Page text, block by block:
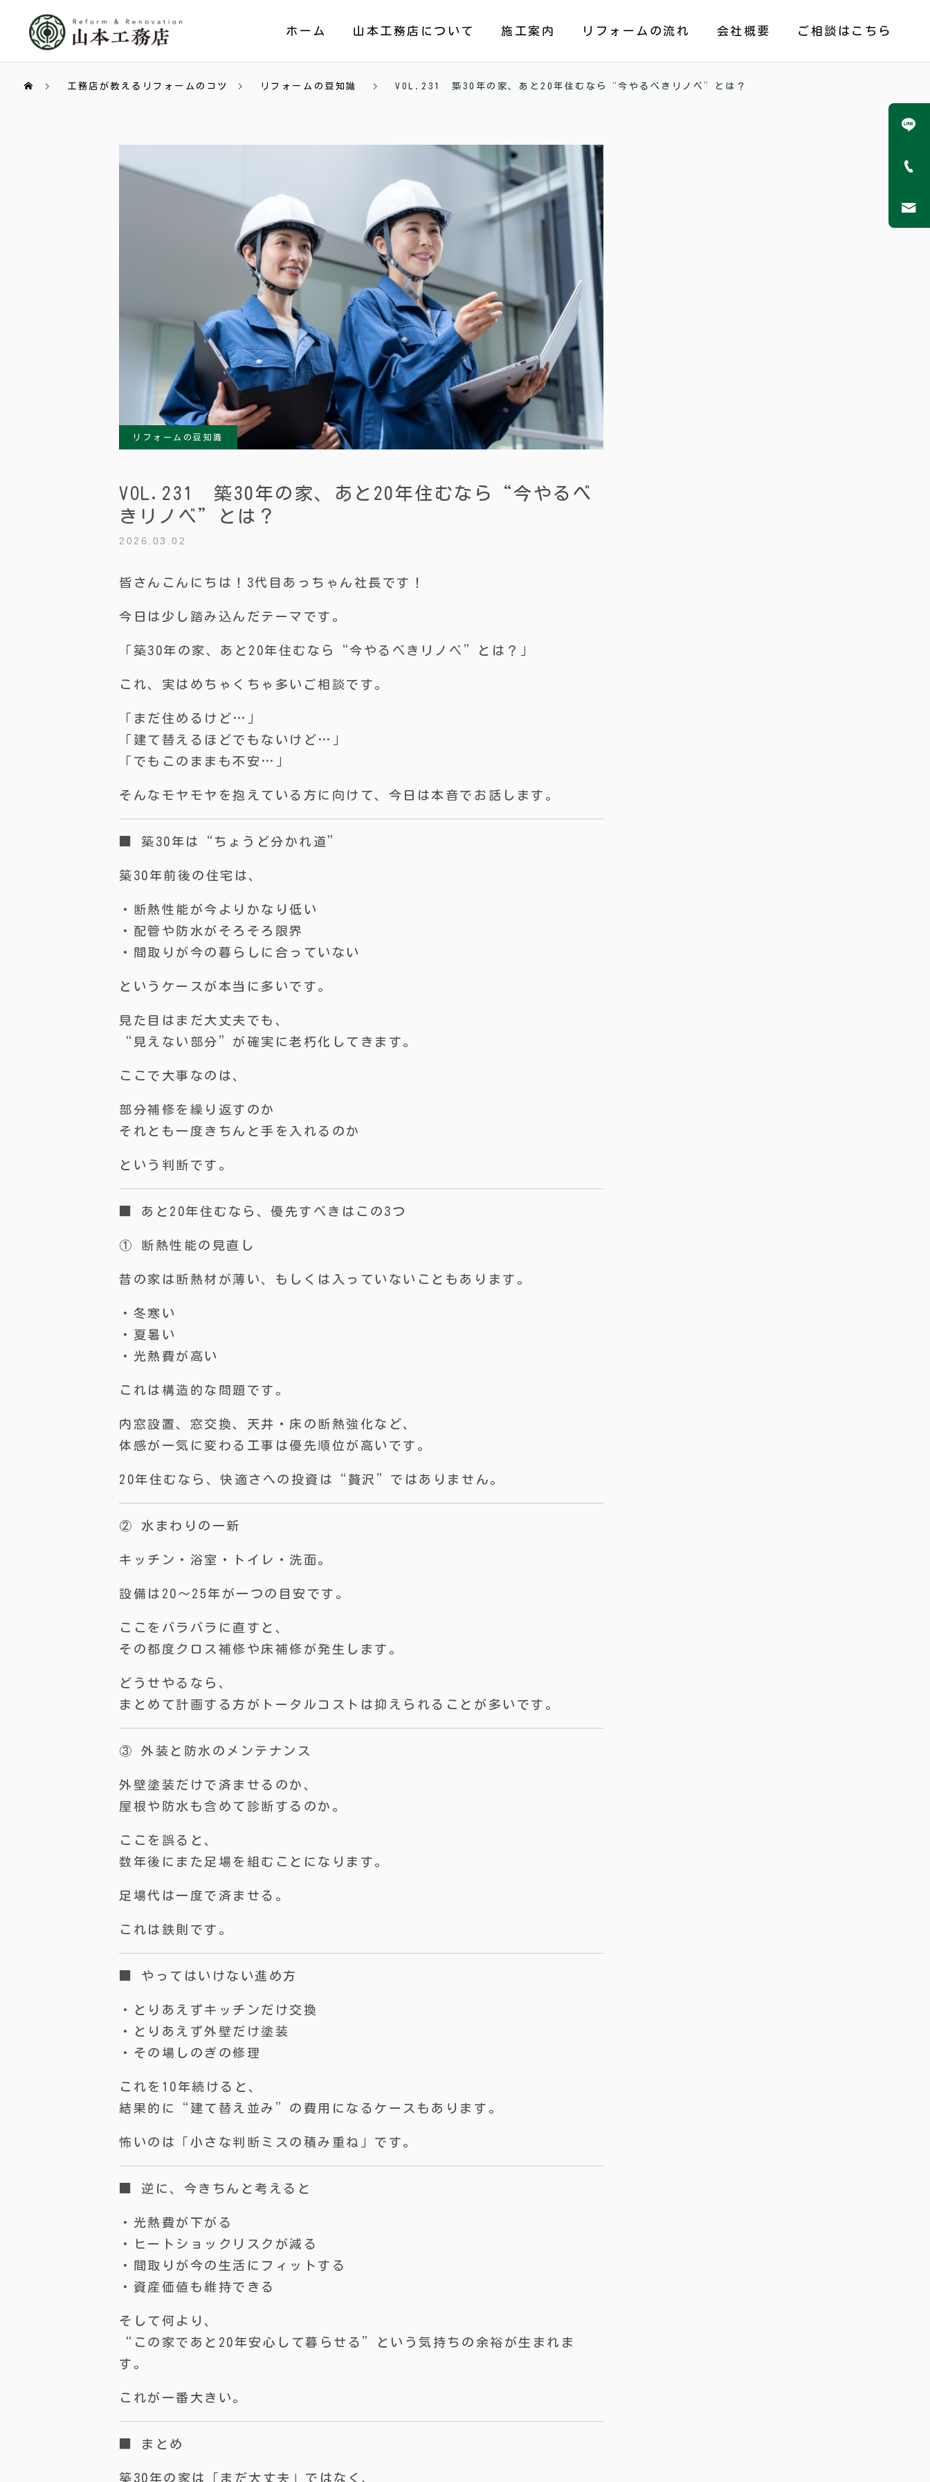
ホーム 山本工務店について 施工案内 リフォームの流れ 会社概要 ご相談はこちら
工務店が教えるリフォームのコツ リフォームの豆知識 VOL.231 築30年の家、あと20年住むなら“今やるべきリノベ”とは？
リフォームの豆知識
VOL.231 築30年の家、あと20年住むなら“今やるべ
きリノベ”とは？
2026.03.02
皆さんこんにちは！3代目あっちゃん社長です！
今日は少し踏み込んだテーマです。
「築30年の家、あと20年住むなら“今やるべきリノベ”とは？」
これ、実はめちゃくちゃ多いご相談です。
「まだ住めるけど…」
「建て替えるほどでもないけど…」
「でもこのままも不安…」
そんなモヤモヤを抱えている方に向けて、今日は本音でお話します。
■ 築30年は“ちょうど分かれ道”
築30年前後の住宅は、
・断熱性能が今よりかなり低い
・配管や防水がそろそろ限界
・間取りが今の暮らしに合っていない
というケースが本当に多いです。
見た目はまだ大丈夫でも、
“見えない部分”が確実に老朽化してきます。
ここで大事なのは、
部分補修を繰り返すのか
それとも一度きちんと手を入れるのか
という判断です。
■ あと20年住むなら、優先すべきはこの3つ
① 断熱性能の見直し
昔の家は断熱材が薄い、もしくは入っていないこともあります。
・冬寒い
・夏暑い
・光熱費が高い
これは構造的な問題です。
内窓設置、窓交換、天井・床の断熱強化など、
体感が一気に変わる工事は優先順位が高いです。
20年住むなら、快適さへの投資は“贅沢”ではありません。
② 水まわりの一新
キッチン・浴室・トイレ・洗面。
設備は20〜25年が一つの目安です。
ここをバラバラに直すと、
その都度クロス補修や床補修が発生します。
どうせやるなら、
まとめて計画する方がトータルコストは抑えられることが多いです。
③ 外装と防水のメンテナンス
外壁塗装だけで済ませるのか、
屋根や防水も含めて診断するのか。
ここを誤ると、
数年後にまた足場を組むことになります。
足場代は一度で済ませる。
これは鉄則です。
■ やってはいけない進め方
・とりあえずキッチンだけ交換
・とりあえず外壁だけ塗装
・その場しのぎの修理
これを10年続けると、
結果的に“建て替え並み”の費用になるケースもあります。
怖いのは「小さな判断ミスの積み重ね」です。
■ 逆に、今きちんと考えると
・光熱費が下がる
・ヒートショックリスクが減る
・間取りが今の生活にフィットする
・資産価値も維持できる
そして何より、
“この家であと20年安心して暮らせる”という気持ちの余裕が生まれま
す。
これが一番大きい。
■ まとめ
築30年の家は「まだ大丈夫」ではなく、